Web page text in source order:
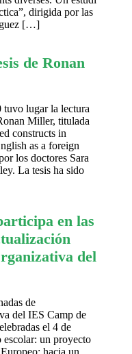
dirigida por las
[…]
de Ronan
tuvo lugar la lectura
Miller, titulada
constructs in
as a foreign
los doctores Sara
La tesis ha sido
en las
del
de
del IES Camp de
el 4 de
escolar: un proyecto
hacia un